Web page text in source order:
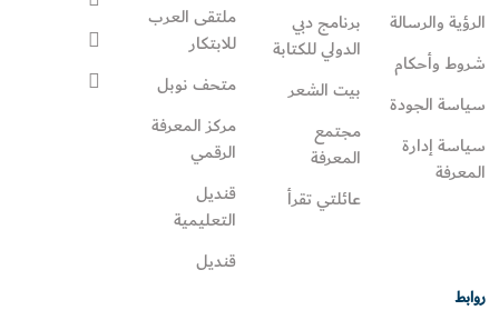
الرؤية والرسالة
شروط وأحكام
سياسة الجودة
سياسة إدارة
المعرفة
برنامج دبي
الدولي للكتابة
بيت الشعر
مجتمع
المعرفة
عائلتي تقرأ‎
ملتقى العرب
للابتكار
متحف نوبل
مركز المعرفة
الرقمي
قنديل
التعليمية
قنديل
روابط